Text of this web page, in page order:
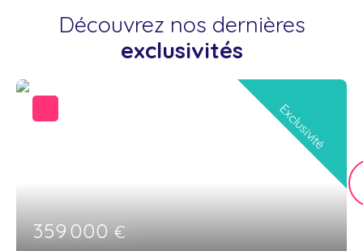
Découvrez nos dernières
exclusivités
359 000€
Exclusivité